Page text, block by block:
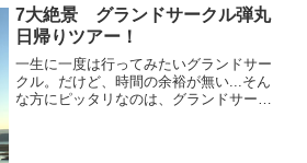
7大絶景 グランドサークル弾丸
日帰りツアー！
一生に一度は行ってみたいグランドサー
クル。だけど、時間の余裕が無い...そん
な方にピッタリなのは、グランドサーク